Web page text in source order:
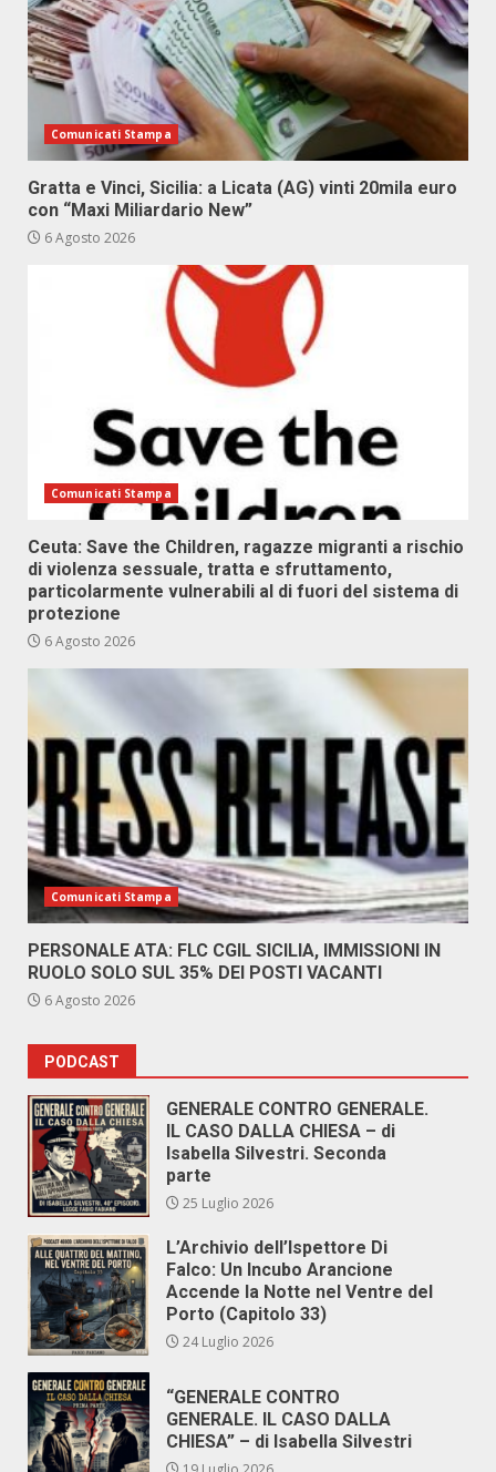
Comunicati Stampa
Gratta e Vinci, Sicilia: a Licata (AG) vinti 20mila euro
con “Maxi Miliardario New”
6 Agosto 2026
Comunicati Stampa
Ceuta: Save the Children, ragazze migranti a rischio
di violenza sessuale, tratta e sfruttamento,
particolarmente vulnerabili al di fuori del sistema di
protezione
6 Agosto 2026
Comunicati Stampa
PERSONALE ATA: FLC CGIL SICILIA, IMMISSIONI IN
RUOLO SOLO SUL 35% DEI POSTI VACANTI
6 Agosto 2026
PODCAST
GENERALE CONTRO GENERALE.
IL CASO DALLA CHIESA – di
Isabella Silvestri. Seconda
parte
25 Luglio 2026
L’Archivio dell’Ispettore Di
Falco: Un Incubo Arancione
Accende la Notte nel Ventre del
Porto (Capitolo 33)
24 Luglio 2026
“GENERALE CONTRO
GENERALE. IL CASO DALLA
CHIESA” – di Isabella Silvestri